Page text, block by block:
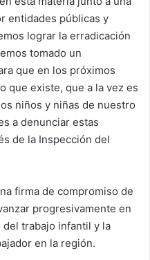
entidades públicas y
lograr la erradicación
tomado un
que en los próximos
que existe, que a la vez es
niños y niñas de nuestro
a denunciar estas
de la Inspección del
firma de compromiso de
progresivamente en
trabajo infantil y la
en la región.